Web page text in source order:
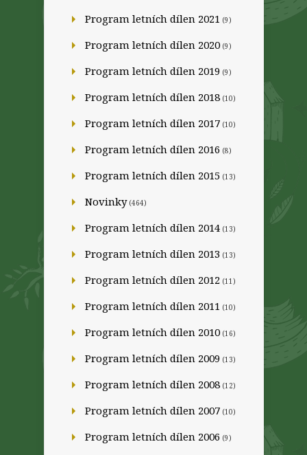
Program letních dílen 2021 (9)
Program letních dílen 2020 (9)
Program letních dílen 2019 (9)
Program letních dílen 2018 (10)
Program letních dílen 2017 (10)
Program letních dílen 2016 (8)
Program letních dílen 2015 (13)
Novinky(464)
Program letních dílen 2014 (13)
Program letních dílen 2013 (13)
Program letních dílen 2012 (11)
Program letních dílen 2011 (10)
Program letních dílen 2010 (16)
Program letních dílen 2009 (13)
Program letních dílen 2008 (12)
Program letních dílen 2007 (10)
Program letních dílen 2006 (9)